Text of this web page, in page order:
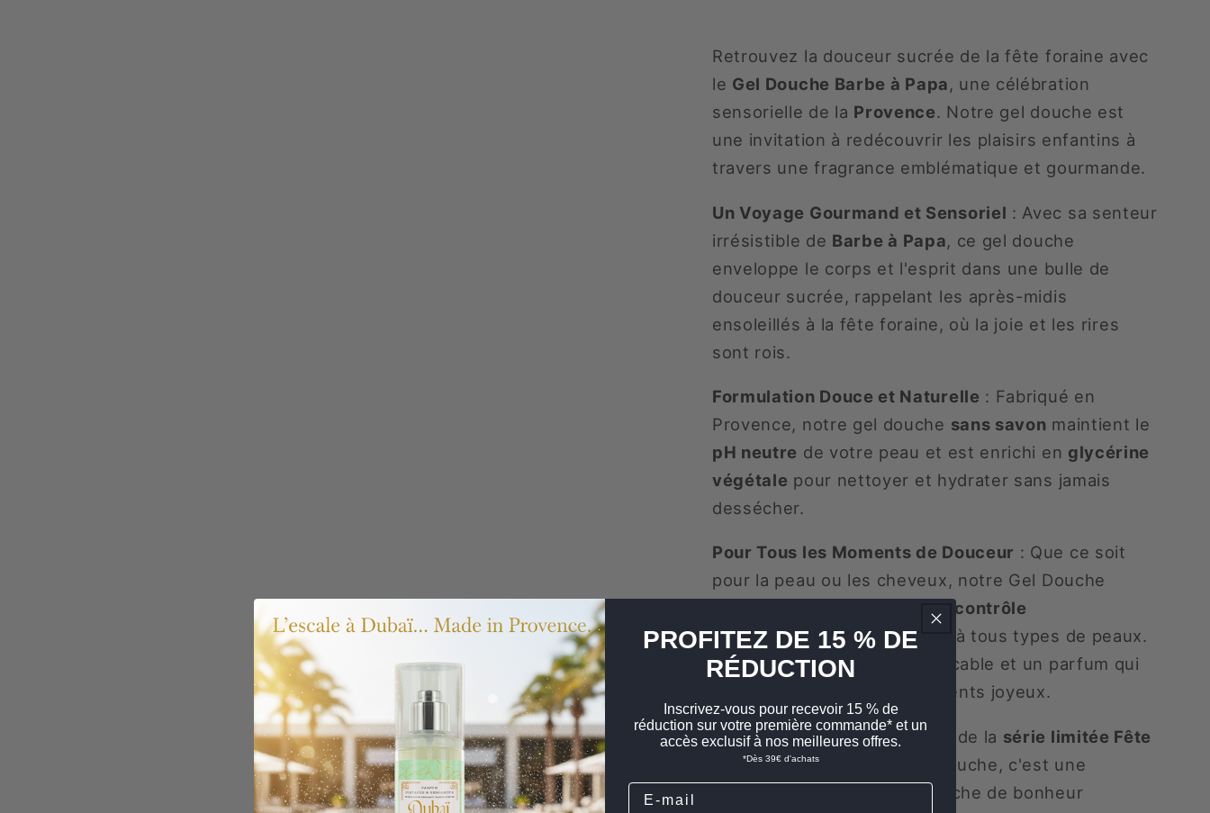
Retrouvez la douceur sucrée de la fête foraine avec
le Gel Douche Barbe à Papa, une célébration
sensorielle de la Provence. Notre gel douche est
une invitation à redécouvrir les plaisirs enfantins à
travers une fragrance emblématique et gourmande.
Un Voyage Gourmand et Sensoriel : Avec sa senteur
irrésistible de Barbe à Papa, ce gel douche
enveloppe le corps et l'esprit dans une bulle de
douceur sucrée, rappelant les après-midis
ensoleillés à la fête foraine, où la joie et les rires
sont rois.
Formulation Douce et Naturelle : Fabriqué en
Provence, notre gel douche sans savon maintient le
pH neutre de votre peau et est enrichi en glycérine
végétale pour nettoyer et hydrater sans jamais
dessécher.
Pour Tous les Moments de Douceur : Que ce soit
pour la peau ou les cheveux, notre Gel Douche
contrôle
dermatologique et convient à tous types de peaux.
Il promet une hygiène impeccable et un parfum qui
éveille la nostalgie des moments joyeux.
Ce Gel Douche Barbe à Papa de la série limitée Fête
Foraineest plus qu'un gel douche, c'est une
expérience joyeuse, une touche de bonheur
PROFITEZ DE 15 % DE
RÉDUCTION
Inscrivez-vous pour recevoir 15 % de
réduction sur votre première commande* et un
accès exclusif à nos meilleures offres.
*Dès 39€ d'achats
Email